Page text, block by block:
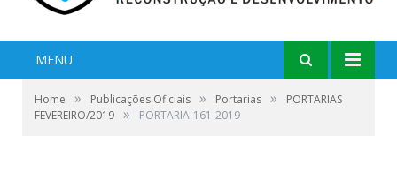
MENU
Home » Publicações Oficiais » Portarias »
PORTARIAS
FEVEREIRO/2019 » PORTARIA-161-2019